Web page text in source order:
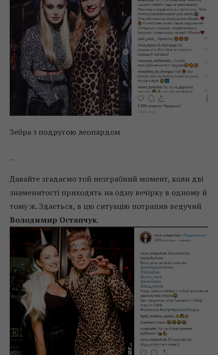
Зебра з подругою леопардом
Давайте згадаємо той незграбний момент, коли дві
знаменитості приходять на одну вечірку в одному й
тому ж. Здається, в цю ситуацію потрапив ведучий
Володимир Остапчук.